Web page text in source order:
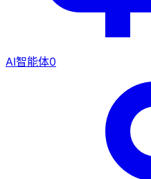
AI智能体0